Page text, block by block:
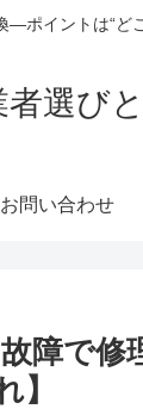
ポイントは“ど
選び
お問い合わせ
障で修
】